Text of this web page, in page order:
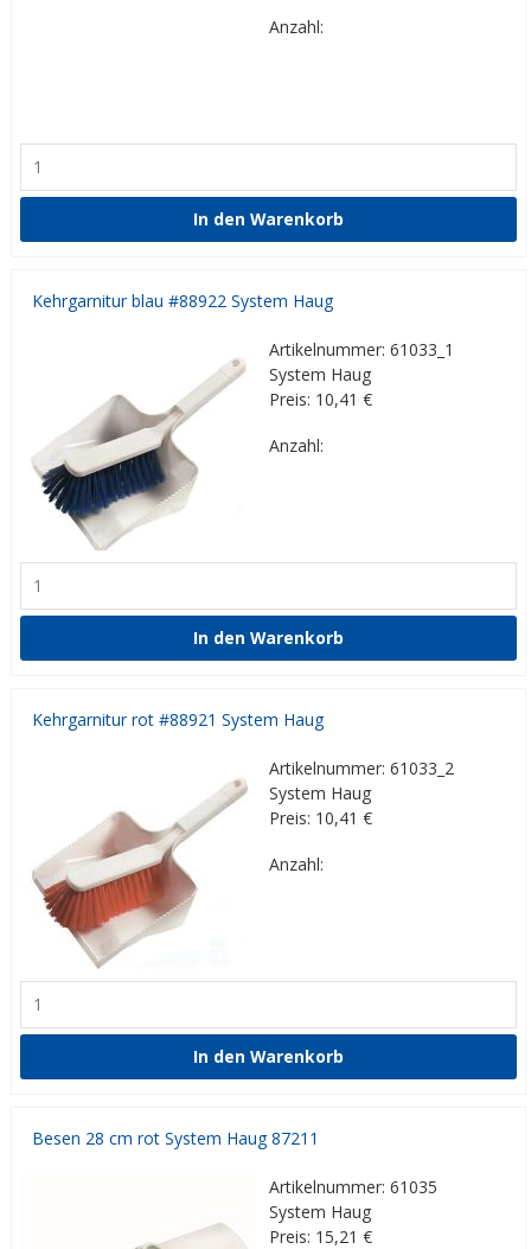
Anzahl:
Kehrgarnitur blau #88922 System Haug
Artikelnummer: 61033_1
System Haug
Preis: 10,41 €
Anzahl:
Kehrgarnitur rot #88921 System Haug
Artikelnummer: 61033_2
System Haug
Preis: 10,41 €
Anzahl:
Besen 28 cm rot System Haug 87211
Artikelnummer: 61035
System Haug
Preis: 15,21 €